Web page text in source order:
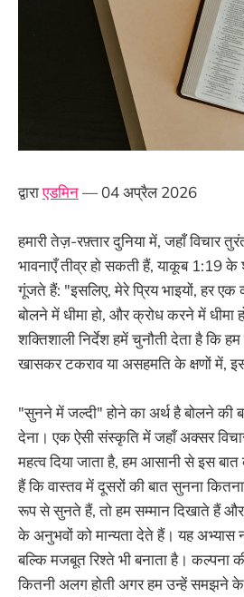
द्वाराएडमिन— 04 अप्रैल 2026
हमारी तेज़-रफ़्तार दुनिया में, जहाँ विचार
भावनाएँ तीव्र हो सकती हैं, याकूब 1:19 के
गूंजते हैं: "इसलिए, मेरे प्रिय भाइयों, हर एक
बोलने में धीमा हो, और क्रोध करने में
शक्तिशाली निर्देश हमें चुनौती देता है कि
खासकर टकराव या असहमति के क्षणों में,
"सुनने में जल्दी" होने का अर्थ है बोलने की
देना। एक ऐसी संस्कृति में जहाँ अक्सर
महत्व दिया जाता है, हम आसानी से इस
हैं कि वास्तव में दूसरों की बात सुनना
रूप से सुनते हैं, तो हम सम्मान दिखाते हैं
के अनुभवों को मान्यता देते हैं। यह
बल्कि मजबूत रिश्ते भी बनाता है। कल्पना
कितनी अलग होती अगर हम उन्हें समझने